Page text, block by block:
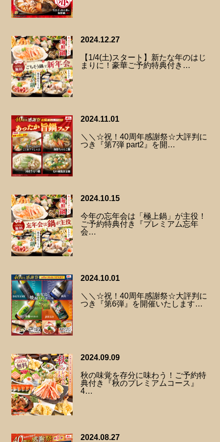
2024.12.27
【1/4(土)スタート】新たな年のはじ
まりに！豪華ご予約特典付き…
2024.11.01
＼＼☆祝！40周年感謝祭☆大評判に
つき『第7弾 part2』を開…
2024.10.15
今年の忘年会は「極上鍋」が主役！
ご予約特典付き『プレミアム忘年
会…
2024.10.01
＼＼☆祝！40周年感謝祭☆大評判に
つき『第6弾』を開催いたします…
2024.09.09
秋の味覚を存分に味わう！ご予約特
典付き『秋のプレミアムコース』
4…
2024.08.27